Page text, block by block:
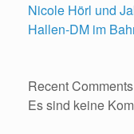
Nicole Hörl und
Hallen-DM im
Recent Comments
Es sind keine